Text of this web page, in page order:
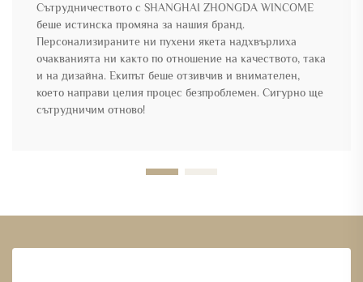
Сътрудничеството с SHANGHAI ZHONGDA WINCOME
беше истинска промяна за нашия бранд.
Персонализираните ни пухени якета надхвърлиха
очакванията ни както по отношение на качеството, така
и на дизайна. Екипът беше отзивчив и внимателен,
което направи целия процес безпроблемен. Сигурно ще
сътрудничим отново!